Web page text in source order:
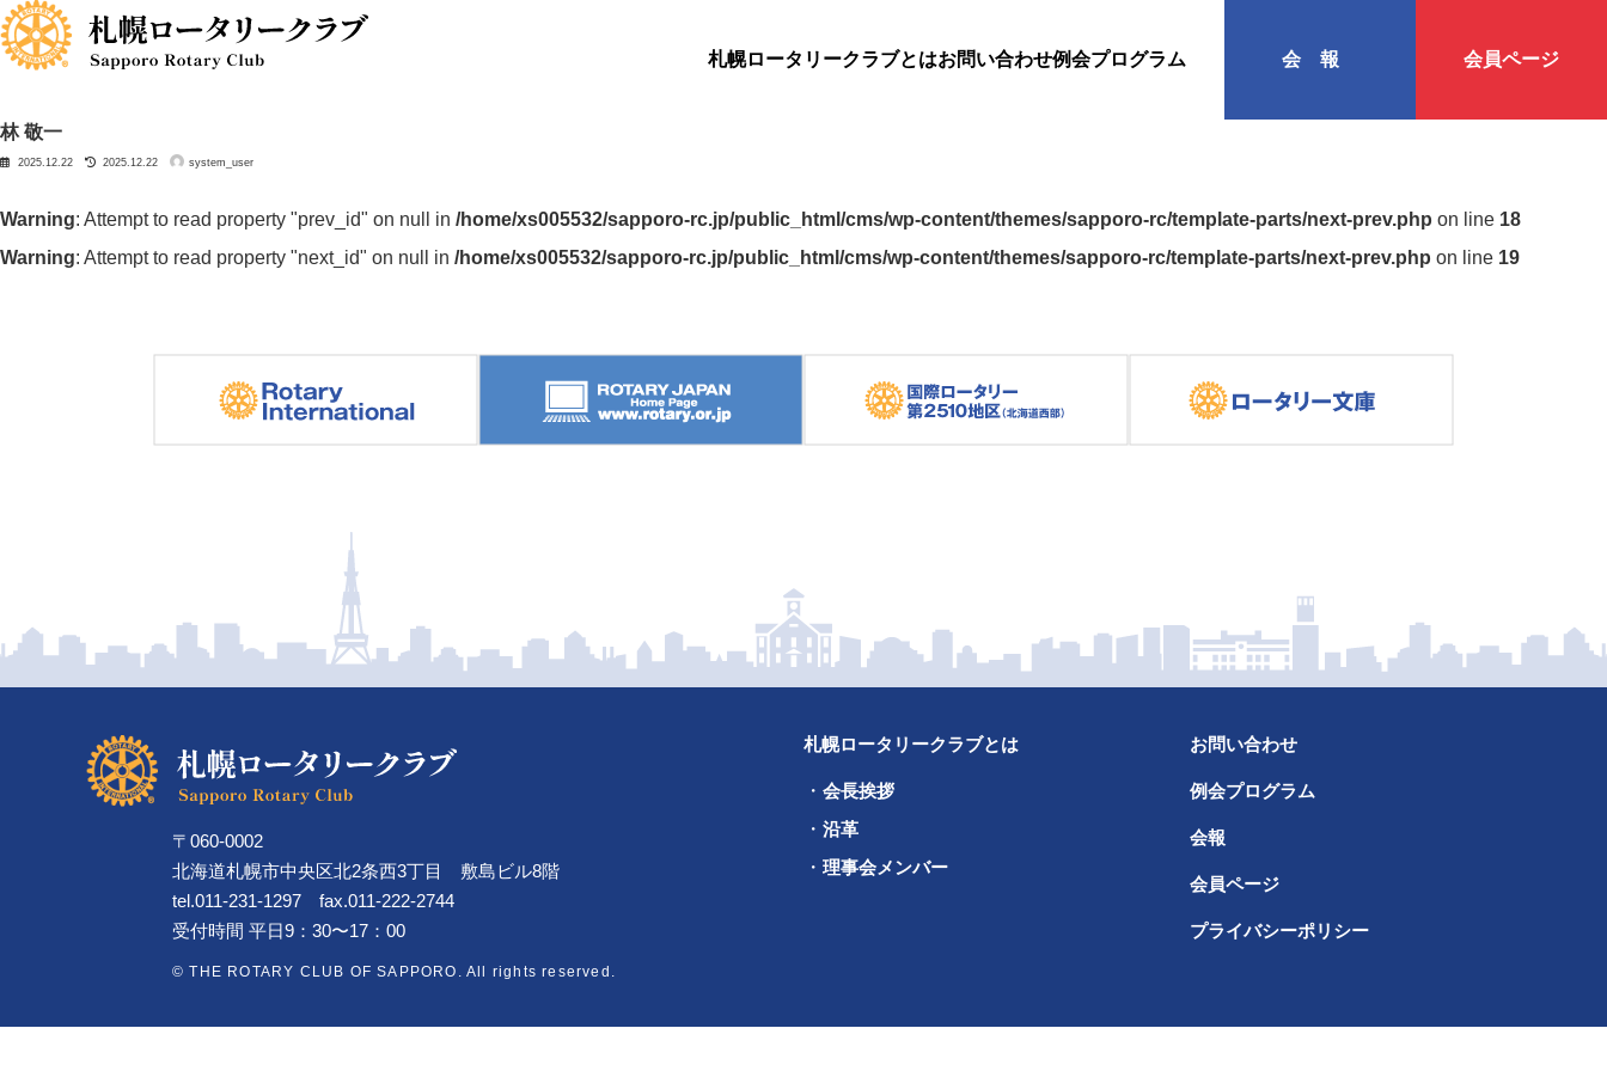
コ
ン
テ
ン
ス
キ
ッ
ナ
ビ
ゲ
ー
ン
に
移
札幌ロータリークラブとはお問い合わせ例会プログラム 会報 会員ページ
林 敬一
2025.12.22
最
終
:
2025.12.22 system_user
Warning: Attempt to read property "prev_id" on null in /home/xs005532/sapporo-rc.jp/public_html/cms/wp-content/themes/sapporo-rc/template-parts/next-prev.php on line 18
Warning: Attempt to read property "next_id" on null in /home/xs005532/sapporo-rc.jp/public_html/cms/wp-content/themes/sapporo-rc/template-parts/next-prev.php on line 19
〒060-0002
北海道札幌市中央区北2条西3丁目 敷島ビル8階
tel.011-231-1297 fax.011-222-2744
受付時間 平日9：30〜17：00
札幌ロータリークラブとは
会長挨拶
沿革
理事会メンバー
お問い合わせ
例会プログラム
会報
会員ページ
プライバシーポリシー
© THE ROTARY CLUB OF SAPPORO. All rights reserved.